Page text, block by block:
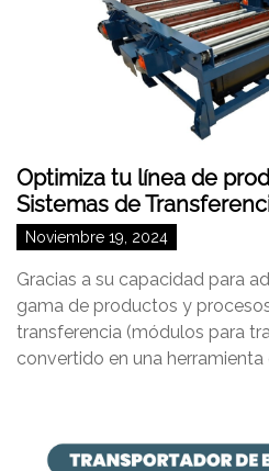
Optimiza tu línea de
Sistemas de
Noviembre 19, 2024
Gracias a su capacidad para
gama de productos y
transferencia (módulos para
convertido en una herramienta